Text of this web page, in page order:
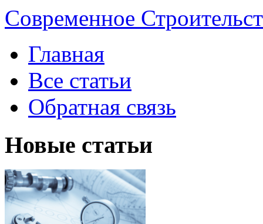
Современное
Главная
Все статьи
Обратная связь
Новые статьи